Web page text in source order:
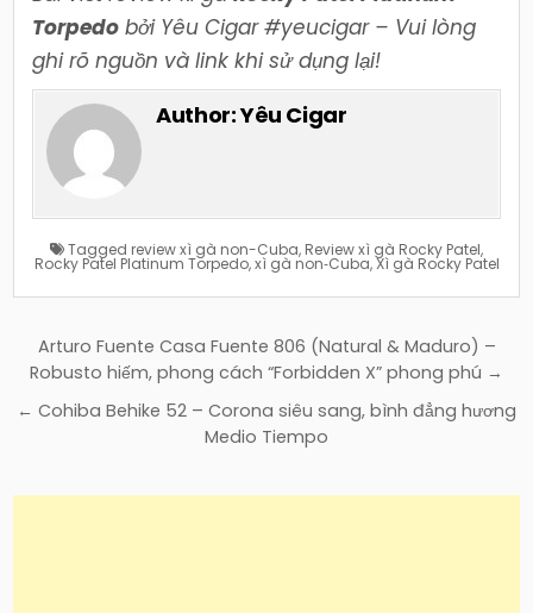
Torpedo bởi Yêu Cigar #yeucigar – Vui lòng
ghi rõ nguồn và link khi sử dụng lại!
Author:Yêu Cigar
Tagged review xì gà non-Cuba, Review xì gà Rocky Patel,
Rocky Patel Platinum Torpedo,xì gà non‑Cuba,Xì gà Rocky Patel
Điều
hướng
bài
Arturo Fuente Casa Fuente 806 (Natural & Maduro) –
Robusto hiếm, phong cách “Forbidden X” phong phú →
← Cohiba Behike 52 – Corona siêu sang, bình đẳng hương
Medio Tiempo